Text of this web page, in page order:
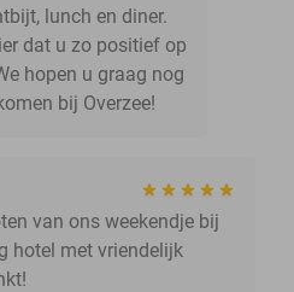
lunch en diner.
dat u zo positief op
hopen u graag nog
bij Overzee!
van ons weekendje bij
hotel met vriendelijk